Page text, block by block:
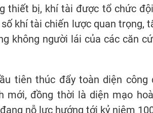
thiết bị, khí tài được tổ chức
khí tài chiến lược quan trọng,
không người lái của các căn
tiên thúc đẩy toàn diện
mới, đồng thời là diện mạo
nỗ lực hướng tới kỷ niệm